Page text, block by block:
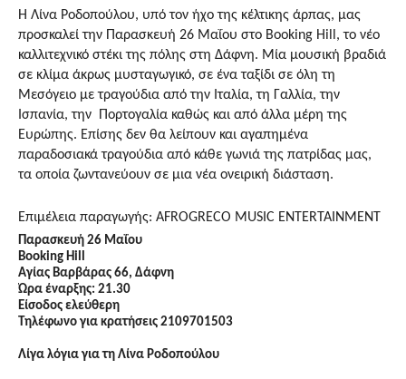
Η Λίνα Ροδοπούλου, υπό τον ήχο της κέλτικης άρπας, μας
προσκαλεί την Παρασκευή 26 Μαΐου στο Booking Hill, το νέο
καλλιτεχνικό στέκι της πόλης στη Δάφνη. Μία μουσική βραδιά
σε κλίμα άκρως μυσταγωγικό, σε ένα ταξίδι σε όλη τη
Μεσόγειο με τραγούδια από την Ιταλία, τη Γαλλία, την
Ισπανία, την Πορτογαλία καθώς και από άλλα μέρη της
Ευρώπης. Επίσης δεν θα λείπουν και αγαπημένα
παραδοσιακά τραγούδια από κάθε γωνιά της πατρίδας μας,
τα οποία ζωντανεύουν σε μια νέα ονειρική διάσταση.
Επιμέλεια παραγωγής: AFROGRECO MUSIC ENTERTAINMENT
Παρασκευή 26 Μαΐου
Booking Hill
Αγίας Βαρβάρας 66, Δάφνη
Ώρα έναρξης: 21.30
Είσοδος ελεύθερη
Τηλέφωνο για κρατήσεις 2109701503
Λίγα λόγια για τη Λίνα Ροδοπούλου